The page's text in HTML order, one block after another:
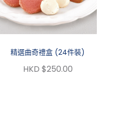
精選曲奇禮盒 (24件裝)
HKD $250.00